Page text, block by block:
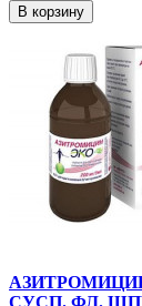
В корзину
СУСП. ФЛ.